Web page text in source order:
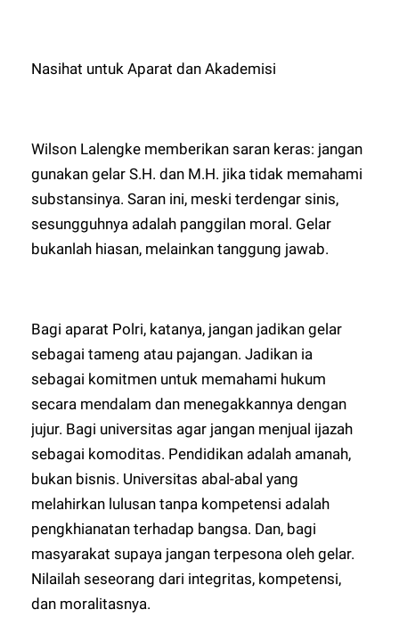
Nasihat untuk Aparat dan Akademisi
Wilson Lalengke memberikan saran keras: jangan
gunakan gelar S.H. dan M.H. jika tidak memahami
substansinya. Saran ini, meski terdengar sinis,
sesungguhnya adalah panggilan moral. Gelar
bukanlah hiasan, melainkan tanggung jawab.
Bagi aparat Polri, katanya, jangan jadikan gelar
sebagai tameng atau pajangan. Jadikan ia
sebagai komitmen untuk memahami hukum
secara mendalam dan menegakkannya dengan
jujur. Bagi universitas agar jangan menjual ijazah
sebagai komoditas. Pendidikan adalah amanah,
bukan bisnis. Universitas abal-abal yang
melahirkan lulusan tanpa kompetensi adalah
pengkhianatan terhadap bangsa. Dan, bagi
masyarakat supaya jangan terpesona oleh gelar.
Nilailah seseorang dari integritas, kompetensi,
dan moralitasnya.